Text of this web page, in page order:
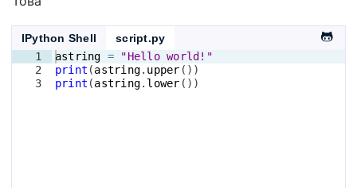
IPython Shell
script.py
1
2
3
astring =
"Hello world!"
print (astring. upper ( ))
print (astring. lower ( ))